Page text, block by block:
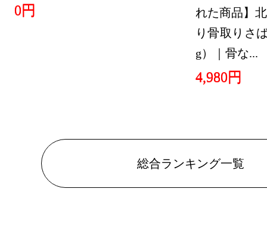
0円
れた商品】
り骨取りさ
g）｜骨な...
4,980円
総合ランキング一覧